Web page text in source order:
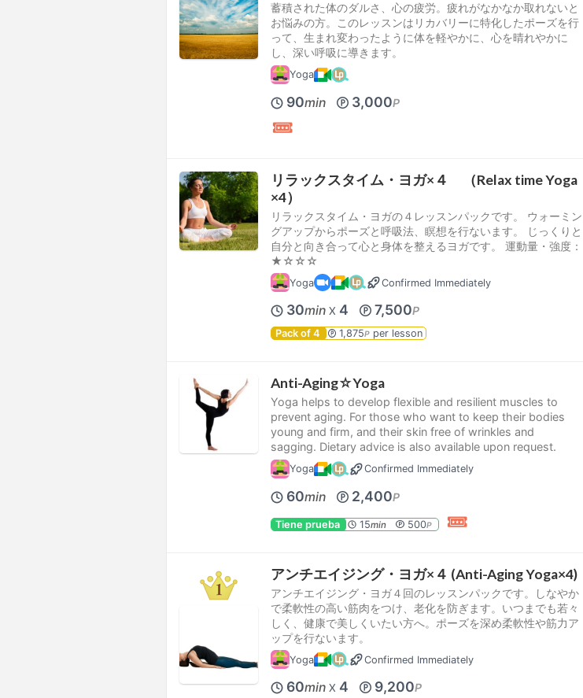
蓄積された体のダルさ、心の疲労。疲れがなかなか取れないと
お悩みの方。このレッスンはリカバリーに特化したポーズを行
って、生まれ変わったように体を軽やかに、心を晴れやかに
し、深い呼吸に導きます。
Yoga
90min 3,000P
リラックスタイム・ヨガ×４ （Relax time Yoga
×4）
リラックスタイム・ヨガの４レッスンパックです。 ウォーミン
グアップからポーズと呼吸法、瞑想を行ないます。 じっくりと
自分と向き合って心と身体を整えるヨガです。 運動量・強度：
★☆☆☆
Yoga Confirmed Immediately
30min X 4 7,500P
Pack of 4 1,875P per lesson
Anti-Aging☆Yoga
Yoga helps to develop flexible and resilient muscles to
prevent aging. For those who want to keep their bodies
young and firm, and their skin free of wrinkles and
sagging. Dietary advice is also available upon request.
Yoga Confirmed Immediately
60min 2,400P
Tiene prueba 15min 500P
アンチエイジング・ヨガ×４ (Anti-Aging Yoga×4)
アンチエイジング・ヨガ４回のレッスンパックです。しなやか
で柔軟性の高い筋肉をつけ、老化を防ぎます。いつまでも若々
しく、健康で美しくいたい方へ。ポーズを深め柔軟性や筋力ア
ップを行ないます。
Yoga Confirmed Immediately
60min X 4 9,200P